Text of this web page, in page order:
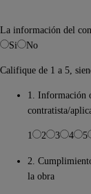
La información del
Si
No
Califique de 1 a 5,
1. Información
contratista/
1 2 3 4 5
2.
la obra